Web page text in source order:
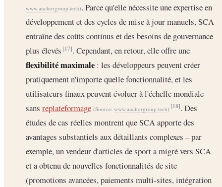
www.anchorgroup.tech). Parce qu'elle nécessite une expertise en
développement et des cycles de mise à jour manuels, SCA
entraîne des coûts continus et des besoins de gouvernance
plus élevés[17]. Cependant, en retour, elle offre une
flexibilité maximale : les développeurs peuvent créer
pratiquement n'importe quelle fonctionnalité, et les
utilisateurs finaux peuvent évoluer à l'échelle mondiale
sans replateformage (Source: www.anchorgroup.tech) [18]. Des
études de cas réelles montrent que SCA apporte des
avantages substantiels aux détaillants complexes – par
exemple, un vendeur d'articles de sport a migré vers SCA
et a obtenu de nouvelles fonctionnalités de site
(promotions avancées, paiements multi-sites, intégration